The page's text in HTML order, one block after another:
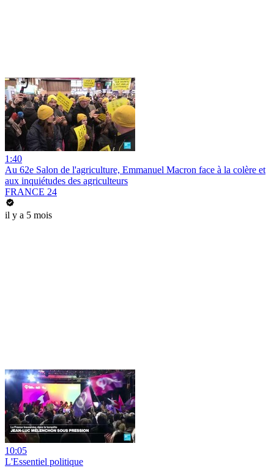
1:40
Au 62e Salon de l'agriculture, Emmanuel Macron face à la colère et
aux inquiétudes des agriculteurs
FRANCE 24
il y a 5 mois
10:05
L'Essentiel politique